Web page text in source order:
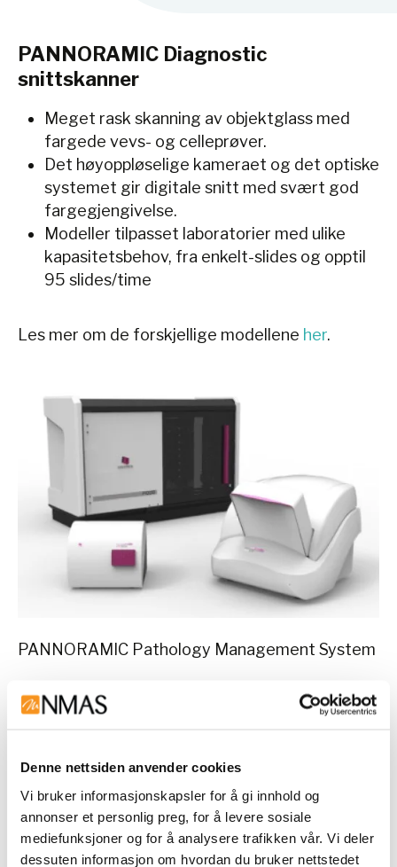
Denne nettsiden anvender cookies
Vi bruker informasjonskapsler for å gi innhold og
annonser et personlig preg, for å levere sosiale
mediefunksjoner og for å analysere trafikken vår. Vi deler
dessuten informasjon om hvordan du bruker nettstedet
PANNORAMIC Diagnostic
snittskanner
Meget rask skanning av objektglass med
fargede vevs- og celleprøver.
Det høyoppløselige kameraet og det optiske
systemet gir digitale snitt med svært god
fargegjengivelse.
Modeller tilpasset laboratorier med ulike
kapasitetsbehov, fra enkelt-slides og opptil
95 slides/time
Les mer om de forskjellige modellene her.
PANNORAMIC Pathology Management System
Et system for visning og analyse av digitale
snitt, samt administrasjon av data.
format nødvendig for å stille nøyaktige
Med digitale snitt kan analysesvaret og
diagnosen være klart langt tidligere enn
med tradisjonelle snitt.